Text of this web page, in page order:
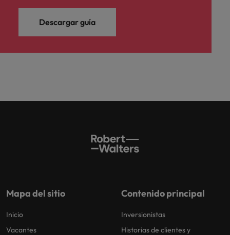
Descargar guía
Mapa del sitio
Inicio
Vacantes
Contenido principal
Inversionistas
Historias de clientes y